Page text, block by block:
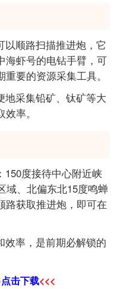
以顺路扫描推进炮，它
海虾号的电钻手臂，可
要的资源采集工具。
地采集铅矿、钛矿等大
率。
150度接待中心附近峡
域、北偏东北15度鸣蝉
路获取推进炮，即可在
效率，是前期必解锁的
点击下载<<<